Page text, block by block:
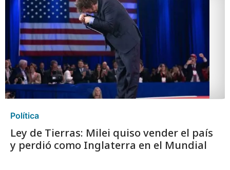
Política
Ley de Tierras: Milei quiso vender el país
y perdió como Inglaterra en el Mundial